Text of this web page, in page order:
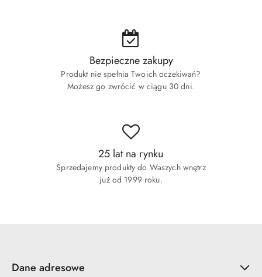
Bezpieczne zakupy
Produkt nie spełnia Twoich oczekiwań?
Możesz go zwrócić w ciągu 30 dni.
25 lat na rynku
Sprzedajemy produkty do Waszych wnętrz
już od 1999 roku.
Dane adresowe